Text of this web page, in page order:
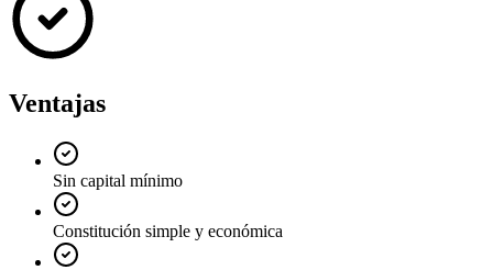
Ventajas
Sin capital mínimo
Constitución simple y económica